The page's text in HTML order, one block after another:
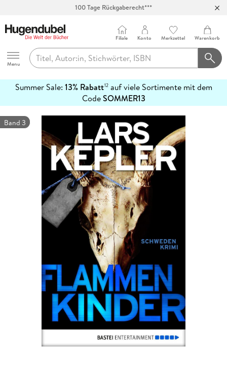
100 Tage Rückgaberecht***
Hugendubel
Menu
Filiale Konto Merkzettel Warenkorb
Summer Sale: 13% Rabatt12auf viele Sortimente mit dem
CodeSOMMER13
erfahren
Band 3